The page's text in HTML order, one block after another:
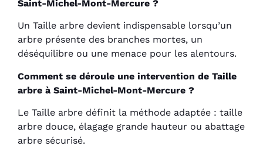
Saint-Michel-Mont-Mercure ?
Un Taille arbre devient indispensable lorsqu’un
arbre présente des branches mortes, un
déséquilibre ou une menace pour les alentours.
Comment se déroule une intervention de Taille
arbre à Saint-Michel-Mont-Mercure ?
Le Taille arbre définit la méthode adaptée : taille
arbre douce, élagage grande hauteur ou abattage
arbre sécurisé.